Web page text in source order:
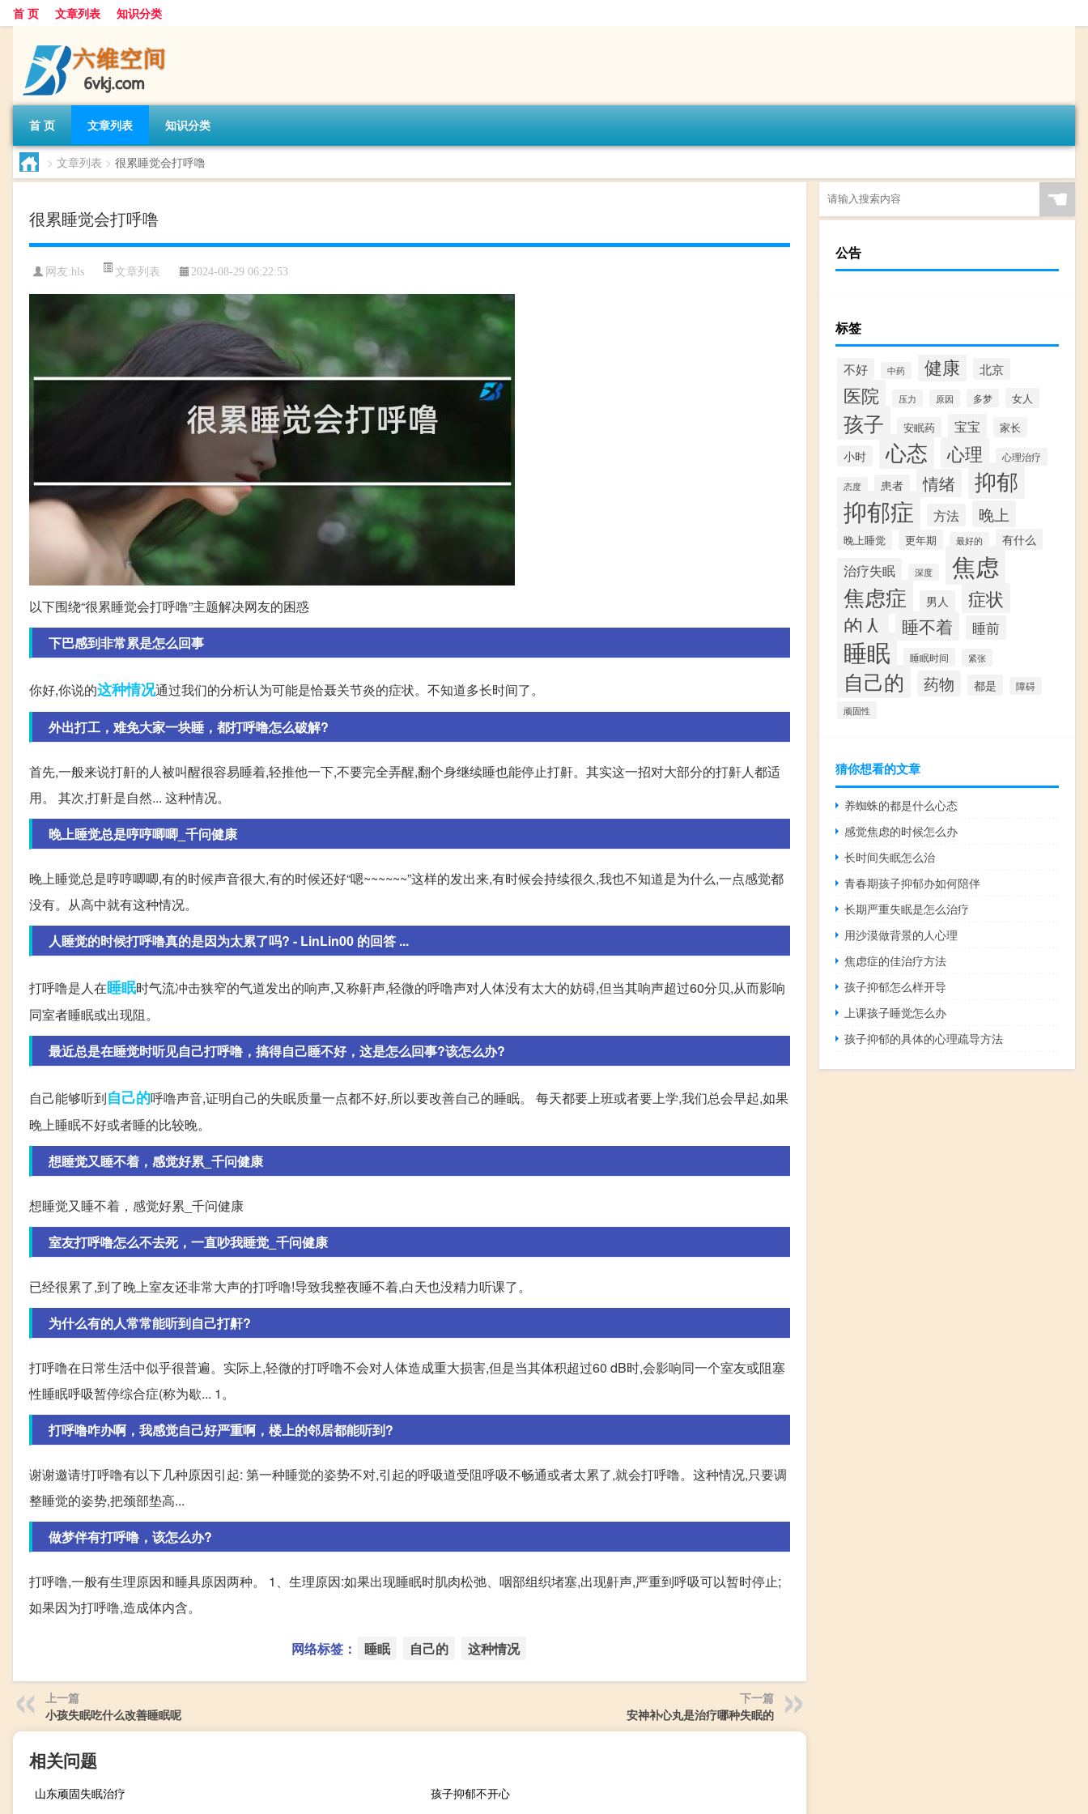
首 页 文章列表 知识分类
首 页 文章列表 知识分类
> 文章列表 > 很累睡觉会打呼噜
很累睡觉会打呼噜
网友:hls 文章列表 2024-08-29 06:22:53
以下围绕“很累睡觉会打呼噜”主题解决网友的困惑
下巴感到非常累是怎么回事
你好,你说的这种情况通过我们的分析认为可能是恰聂关节炎的症状。不知道多长时间了。
外出打工，难免大家一块睡，都打呼噜怎么破解?
首先,一般来说打鼾的人被叫醒很容易睡着,轻推他一下,不要完全弄醒,翻个身继续睡也能停止打鼾。其实这一招对大部分的打鼾人都适
用。 其次,打鼾是自然... 这种情况。
晚上睡觉总是哼哼唧唧_千问健康
晚上睡觉总是哼哼唧唧,有的时候声音很大,有的时候还好“嗯~~~~~~”这样的发出来,有时候会持续很久,我也不知道是为什么,一点感觉都
没有。从高中就有这种情况。
人睡觉的时候打呼噜真的是因为太累了吗? - LinLin00 的回答 ...
打呼噜是人在睡眠时气流冲击狭窄的气道发出的响声,又称鼾声,轻微的呼噜声对人体没有太大的妨碍,但当其响声超过60分贝,从而影响
同室者睡眠或出现阻。
最近总是在睡觉时听见自己打呼噜，搞得自己睡不好，这是怎么回事?该怎么办?
自己能够听到自己的呼噜声音,证明自己的失眠质量一点都不好,所以要改善自己的睡眠。 每天都要上班或者要上学,我们总会早起,如果
晚上睡眠不好或者睡的比较晚。
想睡觉又睡不着，感觉好累_千问健康
想睡觉又睡不着，感觉好累_千问健康
室友打呼噜怎么不去死，一直吵我睡觉_千问健康
已经很累了,到了晚上室友还非常大声的打呼噜!导致我整夜睡不着,白天也没精力听课了。
为什么有的人常常能听到自己打鼾?
打呼噜在日常生活中似乎很普遍。实际上,轻微的打呼噜不会对人体造成重大损害,但是当其体积超过60 dB时,会影响同一个室友或阻塞
性睡眠呼吸暂停综合症(称为歇... 1。
打呼噜咋办啊，我感觉自己好严重啊，楼上的邻居都能听到?
谢谢邀请!打呼噜有以下几种原因引起: 第一种睡觉的姿势不对,引起的呼吸道受阻呼吸不畅通或者太累了,就会打呼噜。这种情况,只要调
整睡觉的姿势,把颈部垫高...
做梦伴有打呼噜，该怎么办?
打呼噜,一般有生理原因和睡具原因两种。 1、生理原因:如果出现睡眠时肌肉松弛、咽部组织堵塞,出现鼾声,严重到呼吸可以暂时停止;
如果因为打呼噜,造成体内含。
网络标签： 睡眠 自己的 这种情况
上一篇
小孩失眠吃什么改善睡眠呢
下一篇
安神补心丸是治疗哪种失眠的
相关问题
山东顽固失眠治疗
孩子抑郁不开心
☚
公告
标签
不好 中药 健康 北京
医院 压力 原因 多梦 女人
孩子 安眠药 宝宝 家长
小时 心态 心理 心理治疗
态度 患者 情绪 抑郁
抑郁症 方法 晚上
晚上睡觉 更年期 最好的 有什么
治疗失眠 深度 焦虑
焦虑症 男人 症状
的人 睡不着 睡前
睡眠 睡眠时间 紧张
自己的 药物 都是
障碍
顽固性
猜你想看的文章
养蜘蛛的都是什么心态
感觉焦虑的时候怎么办
长时间失眠怎么治
青春期孩子抑郁办如何陪伴
长期严重失眠是怎么治疗
用沙漠做背景的人心理
焦虑症的佳治疗方法
孩子抑郁怎么样开导
上课孩子睡觉怎么办
孩子抑郁的具体的心理疏导方法